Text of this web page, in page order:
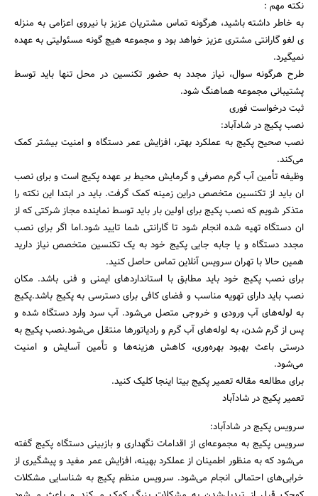
نکته مهم :
به خاطر داشته باشید، هرگونه تماس مشتریان عزیز با نیروی اعزامی به منزله
ی لغو گارانتی مشتری عزیز خواهد بود و مجموعه هیچ گونه مسئولیتی به عهده
نمیگیرد.
طرح هرگونه سوال، نیاز مجدد به حضور تکنسین در محل تنها باید توسط
پشتیبانی مجموعه هماهنگ شود.
ثبت درخواست فوری
نصب پکیج در شادآباد:
نصب صحیح پکیج به عملکرد بهتر، افزایش عمر دستگاه و امنیت بیشتر کمک
می‌کند.
وظیفه تأمین آب گرم مصرفی و گرمایش محیط بر عهده پکیج است و برای نصب
ان باید از تکنسین متخصص دراین زمینه کمک گرفت. باید در ابتدا این نکته را
متذکر شویم که نصب پکیج برای اولین بار باید توسط نماینده مجاز شرکتی که از
ان دستگاه تهیه شده انجام شود تا گارانتی شما تایید شود.اما اگر برای نصب
مجدد دستگاه و یا جابه جایی پکیج خود به یک تکنسین متخصص نیاز دارید
همین حالا با تهران سرویس آنلاین تماس حاصل کنید.
برای نصب پکیج خود باید مطابق با استانداردهای ایمنی و فنی باشد. مکان
نصب باید دارای تهویه مناسب و فضای کافی برای دسترسی به پکیج باشد.پکیج
به لوله‌های آب ورودی و خروجی متصل می‌شود. آب سرد وارد دستگاه شده و
پس از گرم شدن، به لوله‌های آب گرم و رادیاتور‌ها منتقل می‌شود.نصب پکیج به
درستی باعث بهبود بهره‌وری، کاهش هزینه‌ها و تأمین آسایش و امنیت
می‌شود.
برای مطالعه مقاله تعمیر پکیج بیتا اینجا کلیک کنید.
تعمیر پکیج در شادآباد
سرویس پکیج در شادآباد:
سرویس پکیج به مجموعه‌ای از اقدامات نگهداری و بازبینی دستگاه پکیج گفته
می‌شود که به منظور اطمینان از عملکرد بهینه، افزایش عمر مفید و پیشگیری از
خرابی‌های احتمالی انجام می‌شود. سرویس منظم پکیج به شناسایی مشکلات